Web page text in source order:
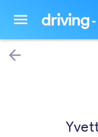
menu driving
arrow_back